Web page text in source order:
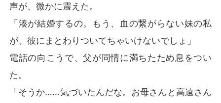
声が、微かに震えた。
「湊が結婚するの。もう、血の繋がらない妹の私
が、彼にまとわりついてちゃいけないでしょ」
電話の向こうで、父が同情に満ちたため息をつい
た。
「そうか……気づいたんだな。お母さんと高遠さん